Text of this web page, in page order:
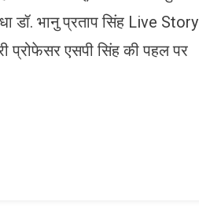
डॉ. भानु प्रताप सिंह Live Story
प्रोफेसर एसपी सिंह की पहल पर